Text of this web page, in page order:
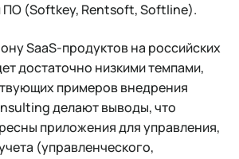
ПО (Softkey, Rentsoft, Softline).
SaaS-продуктов на российских
достаточно низкими темпами,
примеров внедрения
делают выводы, что
приложения для управления,
(управленческого,